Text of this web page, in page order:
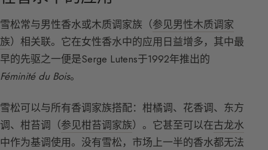
雪松常与男性香水或木质调家族（参见男性木质调家
族）相关联。它在女性香水中的应用日益增多，其中最
早的先驱之一便是Serge Lutens于1992年推出的
Féminité du Bois。
雪松可以与所有香调家族搭配：柑橘调、花香调、东方
调、柑苔调（参见柑苔调家族）。它甚至可以在古龙水
中作为基调使用。没有雪松，市场上一半的香水都无法